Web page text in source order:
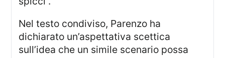
Nel testo condiviso, Parenzo ha
dichiarato un’aspettativa scettica
sull’idea che un simile scenario possa